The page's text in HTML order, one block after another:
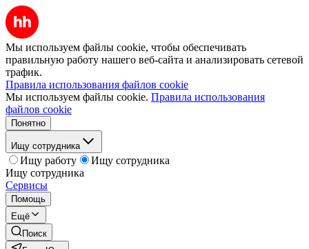
Мы используем файлы cookie, чтобы обеспечивать
правильную работу нашего веб-сайта и анализировать сетевой
трафик.
Правила использования файлов cookie
Мы используем файлы cookie. Правила использования
файлов cookie
Понятно
Ищу сотрудника
Ищу работу
Ищу сотрудника
Ищу сотрудника
Сервисы
Помощь
Ещё
Поиск